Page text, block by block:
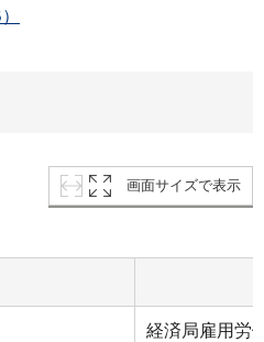
画面サイズで表示
経済局雇用労